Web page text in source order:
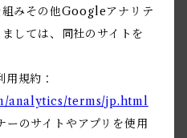
みその他Googleアナリテ
しては、同社のサイトを
規約：
analytics/terms/jp.html
のサイトやアプリを使用